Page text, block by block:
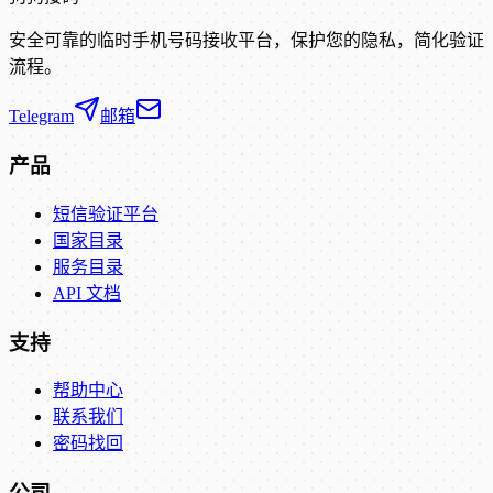
安全可靠的临时手机号码接收平台，保护您的隐私，简化验证
流程。
Telegram 邮箱
产品
短信验证平台
国家目录
服务目录
API 文档
支持
帮助中心
联系我们
密码找回